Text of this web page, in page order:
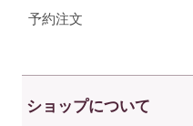
予約注文
ショップについて